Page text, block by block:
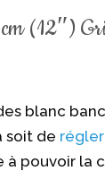
(12″)
blanc
soit de
pouvoir la